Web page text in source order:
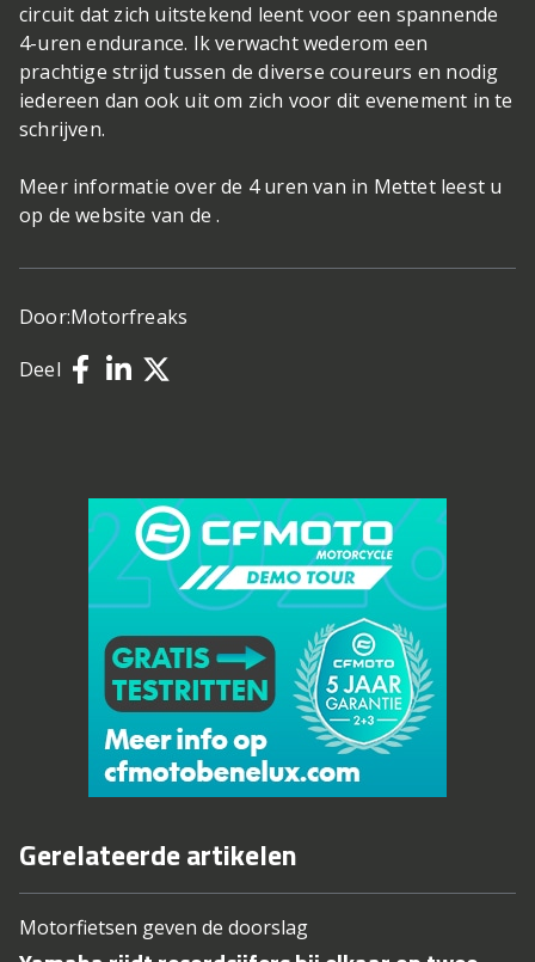
circuit dat zich uitstekend leent voor een spannende
4-uren endurance. Ik verwacht wederom een
prachtige strijd tussen de diverse coureurs en nodig
iedereen dan ook uit om zich voor dit evenement in te
schrijven.
Meer informatie over de 4 uren van in Mettet leest u
op de website van de .
Door:Motorfreaks
Deel
Gerelateerde artikelen
Motorfietsen geven de doorslag